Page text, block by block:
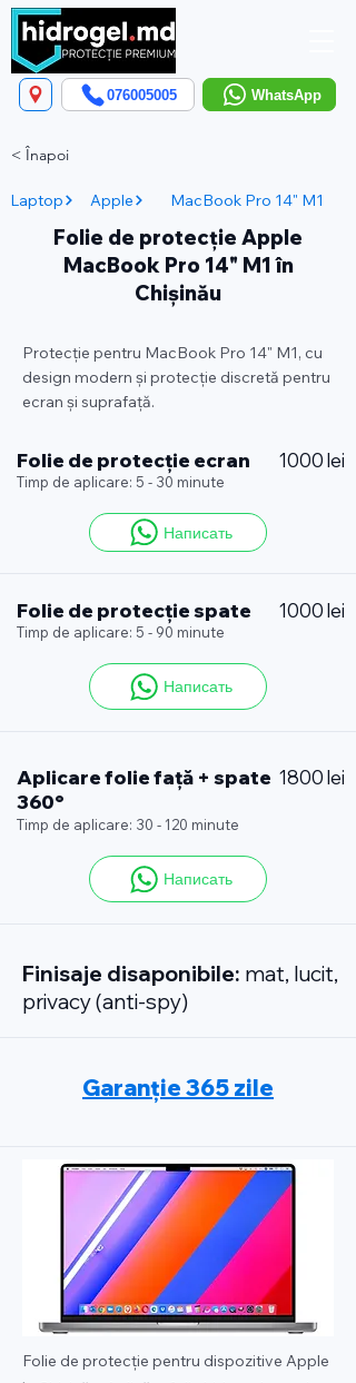
WhatsApp
076005005
< Înapoi
Laptop Apple MacBook Pro 14" M1
Folie de protecție Apple
MacBook Pro 14" M1 în
Chișinău
Protecție pentru MacBook Pro 14" M1, cu
design modern și protecție discretă pentru
ecran și suprafață.
Folie de protecție ecran 1000 lei
Timp de aplicare: 5 - 30 minute
Написать
Folie de protecție spate 1000 lei
Timp de aplicare: 5 - 90 minute
Написать
Aplicare folie față + spate
360°
1800 lei
Timp de aplicare: 30 - 120 minute
Написать
Finisaje disaponibile: mat, lucit,
privacy (anti-spy)
Garanție 365 zile
Folie de protecție pentru dispozitive Apple